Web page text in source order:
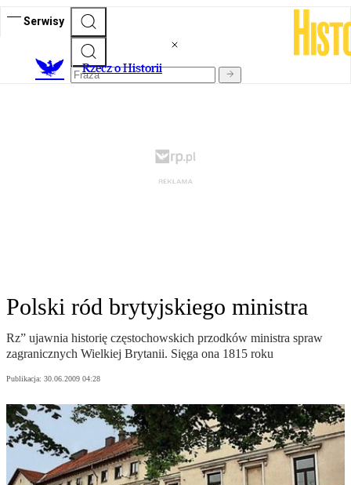
Serwisy
Rzecz o Historii
Polski ród brytyjskiego ministra
Rz” ujawnia historię częstochowskich przodków ministra spraw
zagranicznych Wielkiej Brytanii. Sięga ona 1815 roku
Publikacja: 30.06.2009 04:28